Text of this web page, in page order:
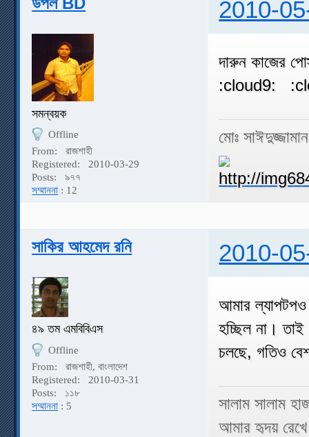
2010-
সমন্বয়ক
Offline
From:
রাজশাহী
Registered:
2010-03-29
Posts:
৯৭৭
সম্মাননা : 12
দারুন কাজের
:cloud9:
মোঃ
সাকির আহমেদ রনি 2010-
৪৯ তম এমবিবিএস
Offline
From:
রাজশাহী, বাংলাদেশ
Registered:
2010-03-31
Posts:
১১৮
সম্মাননা : 5
আমার ল্যাপটপও
হচ্ছিল না।
চলছে, গতিও
সালাম সালাম
আমার হৃদয় রেখে